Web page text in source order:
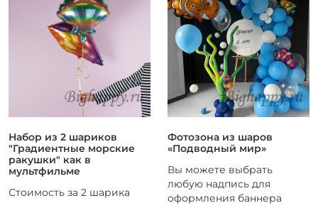
Набор из 2 шариков
"Градиентные морские
ракушки" как в
мультфильме
Стоимость за 2 шарика
Фотозона из шаров
«Подводный мир»
Вы можете выбрать
любую надпись для
оформления баннера